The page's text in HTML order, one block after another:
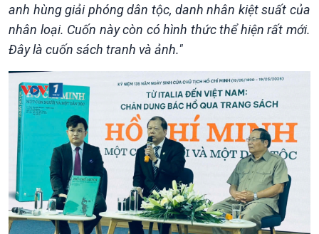
Tin Kinh tế
Trước giờ mở cửa
Dòng chảy Kinh tế
Sức sống hàng Việt
Khởi nghiệp
Tuyên chiến với gian lận
thương mại
Tin Nông nghiệp & Biển
đảo
Mùa vàng
Biển đảo Việt Nam
Tâm tình biên giới và hải
đảo
Tìm hiểu biển, đảo Việt
Nam
anh hùng giải phóng dân tộc, danh nhân kiệt suất của
nhân loại. Cuốn này còn có hình thức thể hiện rất mới.
Đây là cuốn sách tranh và ảnh."